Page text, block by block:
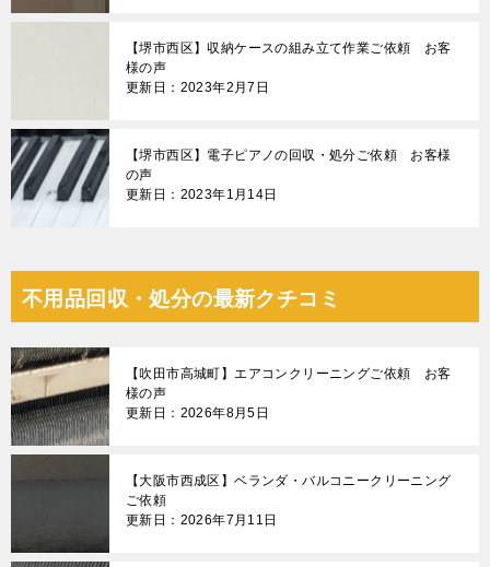
【堺市西区】収納ケースの組み立て作業ご依頼 お客
様の声
更新日：2023年2月7日
【堺市西区】電子ピアノの回収・処分ご依頼 お客様
の声
更新日：2023年1月14日
不用品回収・処分の最新クチコミ
【吹田市高城町】エアコンクリーニングご依頼 お客
様の声
更新日：2026年8月5日
【大阪市西成区】ベランダ・バルコニークリーニング
ご依頼
更新日：2026年7月11日